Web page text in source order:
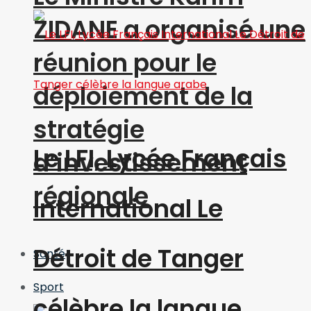
ZIDANE a organisé une
réunion pour le
déploiement de la
stratégie
d’investissement
régionale
Santé
Sport
Le LFI, Lycée Français
International Le
Détroit de Tanger